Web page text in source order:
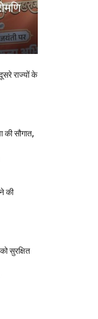
राज्यों के
सौगात,
की
सुरक्षित